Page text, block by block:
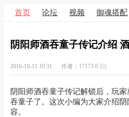
首页 论坛 视频 御魂搭配
阴阳师酒吞童子传记介绍
2016-10-11 10:31 作者：17173 0
阴阳师酒吞童子传记解锁后，玩
吞童子了。这次小编为大家介绍
容。